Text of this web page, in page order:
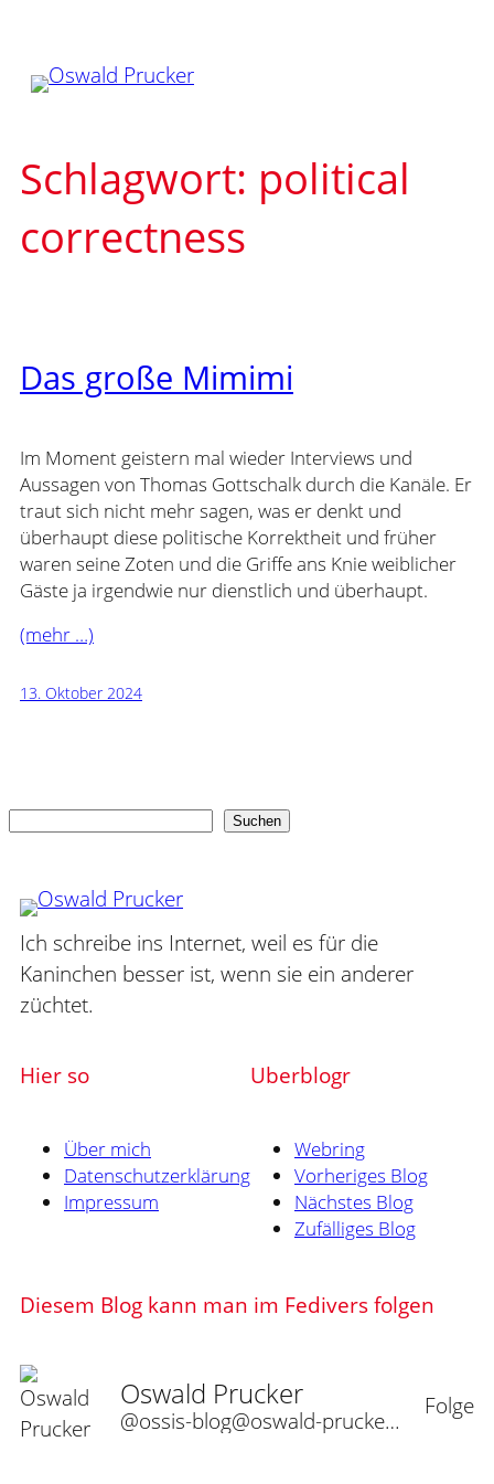
springen
Schlagwort: political
correctness
Das große Mimimi
Im Moment geistern mal wieder Interviews und
Aussagen von Thomas Gottschalk durch die Kanäle. Er
traut sich nicht mehr sagen, was er denkt und
überhaupt diese politische Korrektheit und früher
waren seine Zoten und die Griffe ans Knie weiblicher
Gäste ja irgendwie nur dienstlich und überhaupt.
(mehr …)
13. Oktober 2024
Suchen
Ich schreibe ins Internet, weil es für die
Kaninchen besser ist, wenn sie ein anderer
züchtet.
Hier so
Über mich
Datenschutzerklärung
Impressum
Uberblogr
Webring
Vorheriges Blog
Nächstes Blog
Zufälliges Blog
Diesem Blog kann man im Fedivers folgen
Oswald Prucker
@ossis-blog@oswald-prucker.de
Folge